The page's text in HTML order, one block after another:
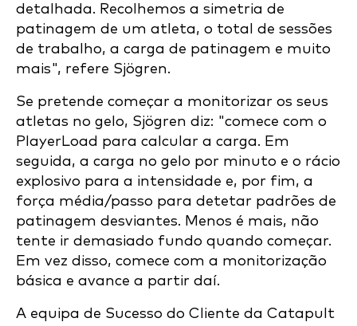
detalhada. Recolhemos a simetria de
patinagem de um atleta, o total de sessões
de trabalho, a carga de patinagem e muito
mais", refere Sjögren.
Se pretende começar a monitorizar os seus
atletas no gelo, Sjögren diz: "comece com o
PlayerLoad para calcular a carga. Em
seguida, a carga no gelo por minuto e o rácio
explosivo para a intensidade e, por fim, a
força média/passo para detetar padrões de
patinagem desviantes. Menos é mais, não
tente ir demasiado fundo quando começar.
Em vez disso, comece com a monitorização
básica e avance a partir daí.
A equipa de Sucesso do Cliente da Catapult